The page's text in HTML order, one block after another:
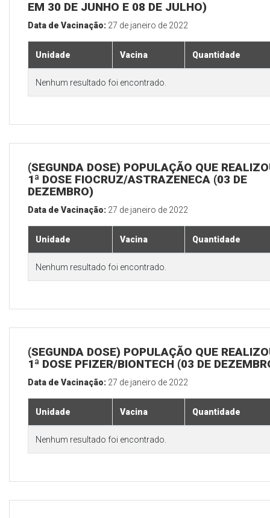
EM 30 DE JUNHO E 08 DE JULHO)
Data de Vacinação: 27 de janeiro de 2022
Unidade Vacina Quantidade
Nenhum resultado foi encontrado.
(SEGUNDA DOSE) POPULAÇÃO QUE
1ª DOSE FIOCRUZ/ASTRAZENECA (03 DE
DEZEMBRO)
Data de Vacinação: 27 de janeiro de 2022
Unidade Vacina Quantidade
Nenhum resultado foi encontrado.
(SEGUNDA DOSE) POPULAÇÃO QUE
1ª DOSE PFIZER/BIONTECH (03 DE
Data de Vacinação: 27 de janeiro de 2022
Unidade Vacina Quantidade
Nenhum resultado foi encontrado.